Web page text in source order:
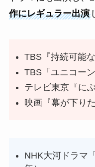
作にレギュラー出演
TBS『持続可能
TBS「ユニコー
テレビ東京『に
映画『幕が下り
NHK大河ドラマ